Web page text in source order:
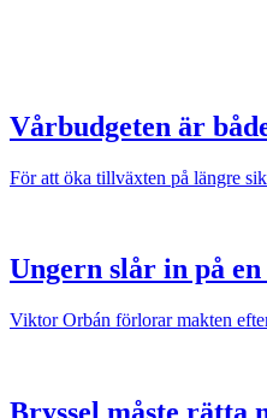
Vårbudgeten är
För att öka tillväxten på längre
Ungern slår in på en
Viktor Orbán förlorar makten